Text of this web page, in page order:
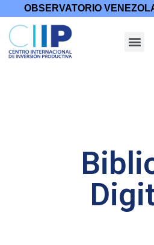
OBSERVATORIO